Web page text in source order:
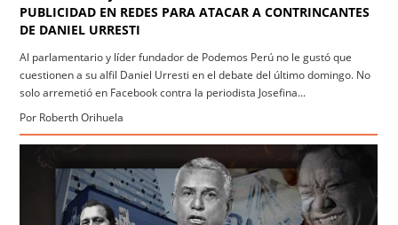
PUBLICIDAD EN REDES PARA ATACAR A CONTRINCANTES
DE DANIEL URRESTI
Al parlamentario y líder fundador de Podemos Perú no le gustó que
cuestionen a su alfil Daniel Urresti en el debate del último domingo. No
solo arremetió en Facebook contra la periodista Josefina...
Por Roberth Orihuela